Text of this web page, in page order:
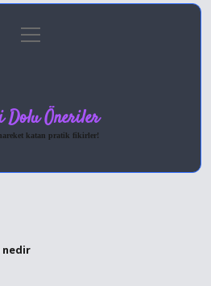
Politikası
menüyü
aç
Dolu Öneriler
katan pratik fikirler!